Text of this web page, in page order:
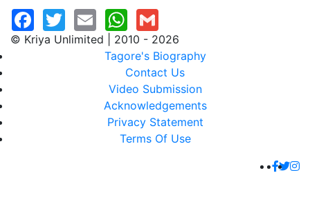
© Kriya Unlimited | 2010 - 2026
Tagore's Biography
Contact Us
Video Submission
Acknowledgements
Privacy Statement
Terms Of Use